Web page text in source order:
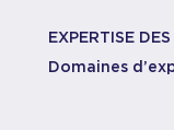
EXPERTISE
Domaines